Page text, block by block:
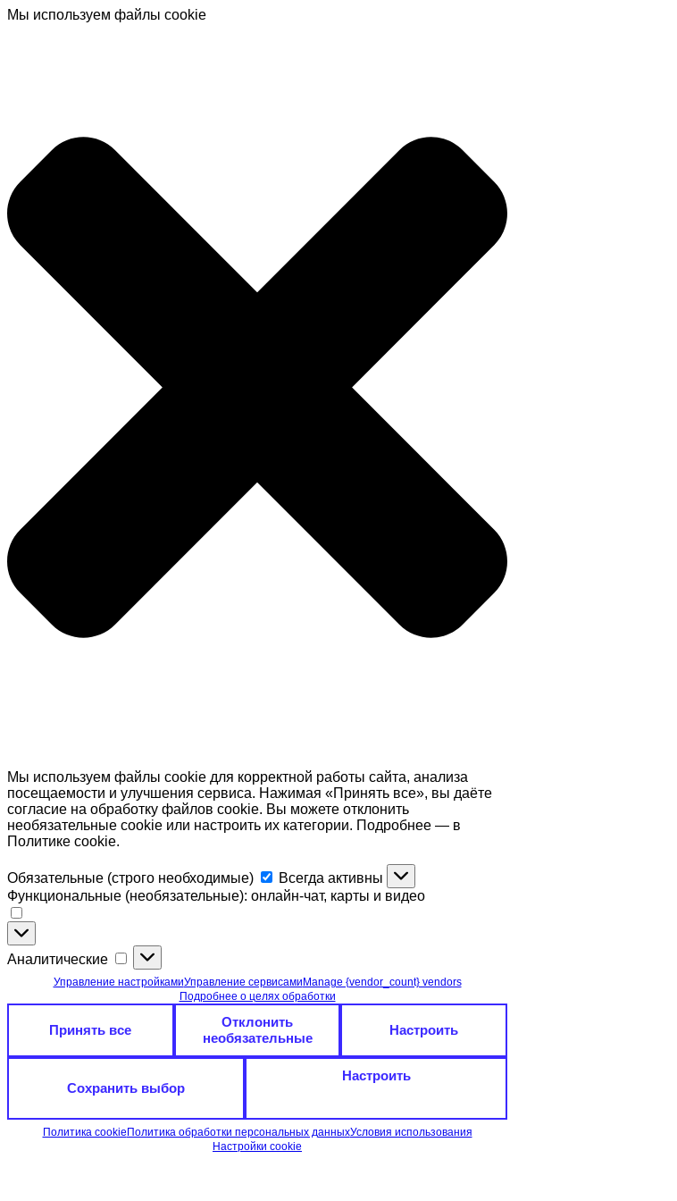
Мы используем файлы cookie
Мы используем файлы cookie для корректной работы сайта, анализа
посещаемости и улучшения сервиса. Нажимая «Принять все», вы даёте
согласие на обработку файлов cookie. Вы можете отклонить
необязательные cookie или настроить их категории. Подробнее — в
Политике cookie.
Обязательные (строго необходимые)
Обязательные
(строго
необходимые)
Всегда активны
Функциональные (необязательные): онлайн-чат, карты и видео
Функциональные
(необязательные):
онлайн-
и
Аналитические Аналитические
Управление настройкамиУправление сервисамиManage {vendor_count} vendors
Подробнее о целях обработки
Принять все
Отклонить
необязательные
Настроить
Сохранить выбор
Настроить
Политика cookieПолитика обработки персональных данныхУсловия использования
Настройки cookie